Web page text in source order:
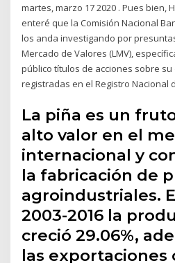
martes, marzo 17 2020 . Pues bien,
enteré que la Comisión Nacional
los anda investigando por
Mercado de Valores (LMV),
público títulos de acciones sobre
registradas en el Registro Nacional
La piña es un
alto valor en el
internacional y
la fabricación de
agroindustriales.
2003-2016 la
creció 29.06%,
las exportaciones